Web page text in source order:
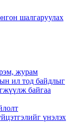
шалгаруулах
журам
ил тод байдлыг
байгаа
үнэлэх